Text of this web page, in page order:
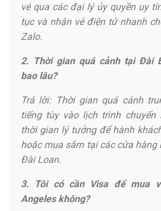
vé qua các đại lý ủy quyền uy
tục và nhận vé điện tử nhanh
Zalo.
2. Thời gian quá cảnh tại Đài
bao lâu?
Trả lời: Thời gian quá cảnh
tiếng tùy vào lịch trình chuyến
thời gian lý tưởng để hành
hoặc mua sắm tại các cửa hàng
Đài Loan.
3. Tôi có cần Visa để mua
Angeles không?